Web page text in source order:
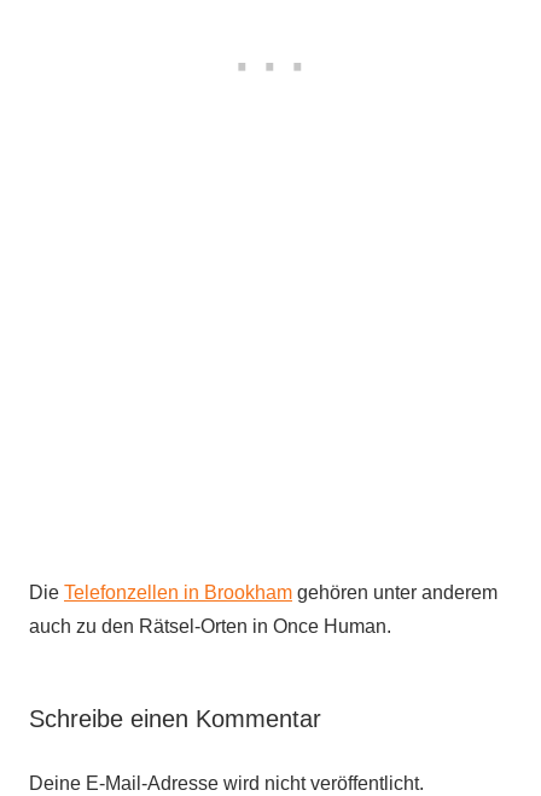
Die Telefonzellen in Brookham gehören unter anderem
auch zu den Rätsel-Orten in Once Human.
Schreibe einen Kommentar
Deine E-Mail-Adresse wird nicht veröffentlicht.